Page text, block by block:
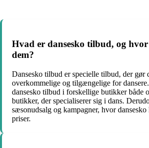
Hvad er dansesko tilbud, og
dem?
Dansesko tilbud er specielle tilbud, der gør
overkommelige og tilgængelige for
dansesko tilbud i forskellige butikker både
butikker, der specialiserer sig i dans.
sæsonudsalg og kampagner, hvor dansesko
priser.